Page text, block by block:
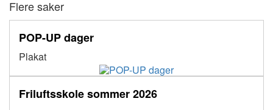
Flere saker
POP-UP dager
Plakat
Friluftsskole sommer 2026